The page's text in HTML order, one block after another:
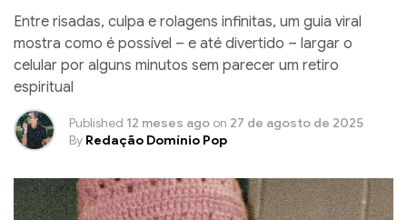
Entre risadas, culpa e rolagens infinitas, um guia viral
mostra como é possível – e até divertido – largar o
celular por alguns minutos sem parecer um retiro
espiritual
Published 12 meses ago on 27 de agosto de 2025
By Redação Domínio Pop